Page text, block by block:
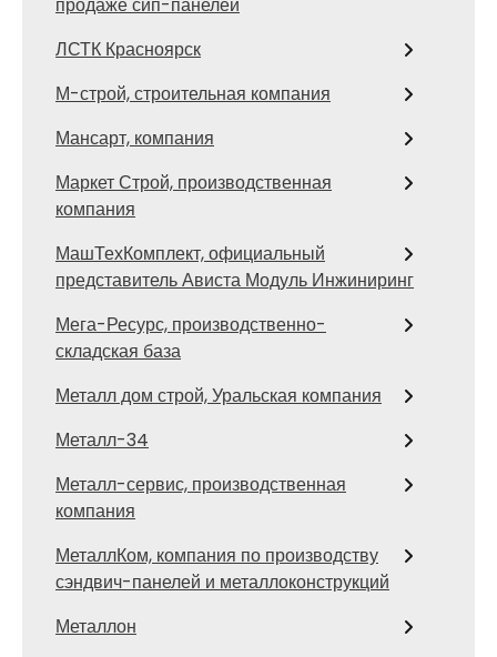
ЛСТК Красноярск
М-строй, строительная компания
Мансарт, компания
Маркет Строй, производственная
компания
МашТехКомплект, официальный
представитель Ависта Модуль Инжиниринг
Мега-Ресурс, производственно-
складская база
Металл дом строй, Уральская компания
Металл-34
Металл-сервис, производственная
компания
МеталлКом, компания по производству
сэндвич-панелей и металлоконструкций
Металлон